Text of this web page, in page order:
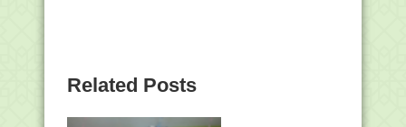
Related Posts